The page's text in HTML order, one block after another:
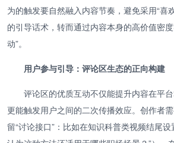
为的触发要自然融入内容节奏，避免采用“喜
的引导话术，转而通过内容本身的高价值密
动”。
用户参与引导：评论区生态的正向构建
评论区的优质互动不仅能提升内容在平台
更能触发用户之间的二次传播效应。创作者
留“讨论接口”：比如在知识科普类视频结尾